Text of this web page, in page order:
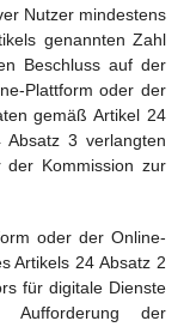
Nutzer mindestens
genannten Zahl
Beschluss auf der
Plattform oder der
gemäß Artikel 24
3 verlangten
der Kommission zur
oder der Online-
Artikels 24 Absatz 2
für digitale Dienste
Aufforderung der